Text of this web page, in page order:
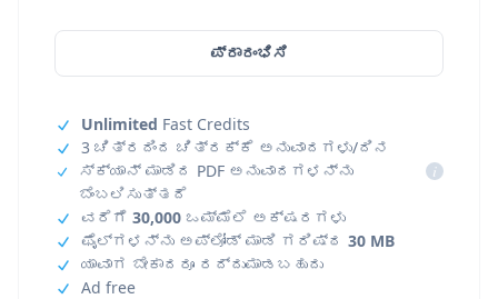
ಪ್ರಾರಂಭಿಸಿ
Unlimited Fast Credits
3 ಚಿತ್ರದಿಂದ ಚಿತ್ರಕ್ಕೆ ಅನುವಾದಗಳು/ದಿನ
ಸ್ಕ್ಯಾನ್ ಮಾಡಿದ PDF ಅನುವಾದಗಳನ್ನು
ಬೆಂಬಲಿಸುತ್ತದೆ
i
ವರೆಗೆ 30,000 ಒಮ್ಮೆಲೆ ಅಕ್ಷರಗಳು
ಫೈಲ್‌ಗಳನ್ನು ಅಪ್‌ಲೋಡ್ ಮಾಡಿ ಗರಿಷ್ಠ 30 MB
ಯಾವಾಗ ಬೇಕಾದರೂ ರದ್ದುಮಾಡಬಹುದು
Ad free